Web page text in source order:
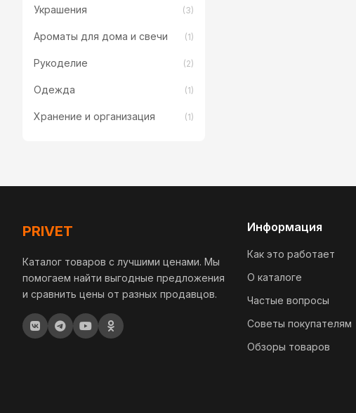
Украшения (3)
Ароматы для дома и свечи (1)
Рукоделие (2)
Одежда (1)
Хранение и организация (1)
PRIVET
Каталог товаров с лучшими ценами. Мы
помогаем найти выгодные предложения
и сравнить цены от разных продавцов.
Информация
Как это работает
О каталоге
Частые вопросы
Советы покупателям
Обзоры товаров